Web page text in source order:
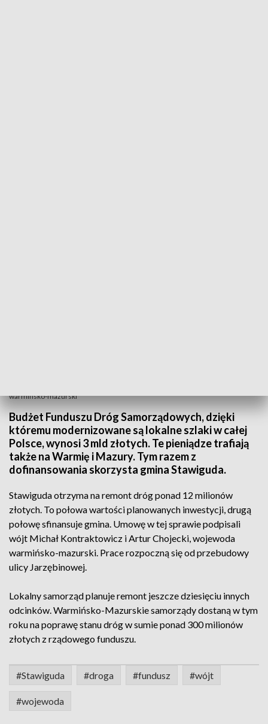
warmińsko-mazurski
Budżet Funduszu Dróg Samorządowych, dzięki
któremu modernizowane są lokalne szlaki w całej
Polsce, wynosi 3 mld złotych. Te pieniądze trafiają
także na Warmię i Mazury. Tym razem z
dofinansowania skorzysta gmina Stawiguda.
Stawiguda otrzyma na remont dróg ponad 12 milionów
złotych. To połowa wartości planowanych inwestycji, drugą
połowę sfinansuje gmina. Umowę w tej sprawie podpisali
wójt Michał Kontraktowicz i Artur Chojecki, wojewoda
warmińsko-mazurski. Prace rozpoczną się od przebudowy
ulicy Jarzębinowej.
Lokalny samorząd planuje remont jeszcze dziesięciu innych
odcinków. Warmińsko-Mazurskie samorządy dostaną w tym
roku na poprawę stanu dróg w sumie ponad 300 milionów
złotych z rządowego funduszu.
#Stawiguda #droga #fundusz #wójt
#wojewoda